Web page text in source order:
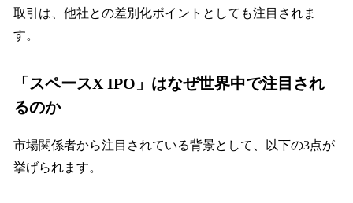
取引は、他社との差別化ポイントとしても注目されま
す。
「スペースX IPO」はなぜ世界中で注目され
るのか
市場関係者から注目されている背景として、以下の3点が
挙げられます。